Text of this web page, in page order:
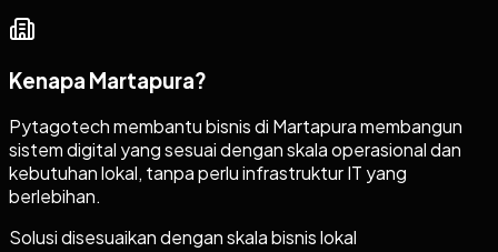
Kenapa Martapura?
Pytagotech membantu bisnis di Martapura membangun
sistem digital yang sesuai dengan skala operasional dan
kebutuhan lokal, tanpa perlu infrastruktur IT yang
berlebihan.
Solusi disesuaikan dengan skala bisnis lokal